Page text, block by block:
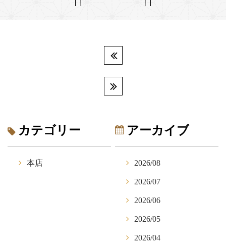
カテゴリー
本店
アーカイブ
2026/08
2026/07
2026/06
2026/05
2026/04